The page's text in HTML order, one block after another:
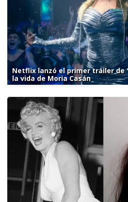
Netflix lanzó el primer tráiler de
la vida de Moria Casán